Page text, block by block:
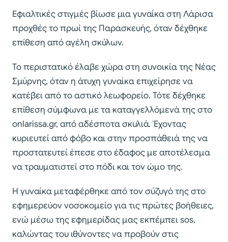
Εφιαλτικές στιγμές βίωσε μια γυναίκα στη Λάρισα
προχθές το πρωί της Παρασκευής, όταν δέχθηκε
επίθεση από αγέλη σκύλων.
Το περιστατικό έλαβε χώρα στη συνοικία της Νέας
Σμύρνης, όταν η άτυχη γυναίκα επιχείρησε να
κατέβει από το αστικό λεωφορείο. Τότε δέχθηκε
επίθεση σύμφωνα με τα καταγγελλόμενά της στο
onlarissa.gr, από αδέσποτα σκυλιά. Έχοντας
κυριευτεί από φόβο και στην προσπάθειά της να
προστατευτεί έπεσε στο έδαφος με αποτέλεσμα
να τραυματιστεί στο πόδι και τον ώμο της.
Η γυναίκα μεταφέρθηκε από τον σύζυγό της στο
εφημερεύον νοσοκομείο για τις πρώτες βοήθειες,
ενώ μέσω της εφημερίδας μας εκπέμπει sos,
καλώντας του ιθύνοντες να προβούν στις